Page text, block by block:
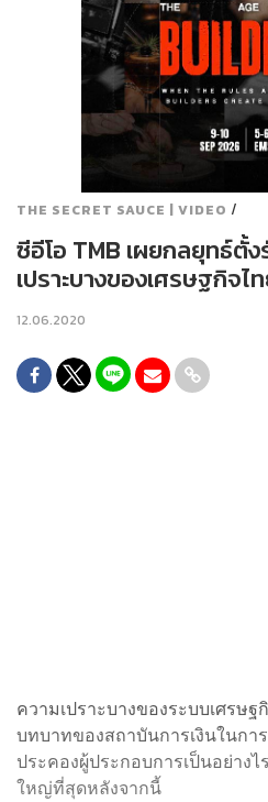
THE SECRET SAUCE | VIDEO /
ซีอีโอ TMB เผยกลยุทธ์ตั้
เปราะบางของเศรษฐกิจไ
12.06.2020
ความเปราะบางของระบบเศรษ
บทบาทของสถาบันการเงินในกา
ประคองผู้ประกอบการเป็นอย่าง
ใหญ่ที่สุดหลังจากนี้